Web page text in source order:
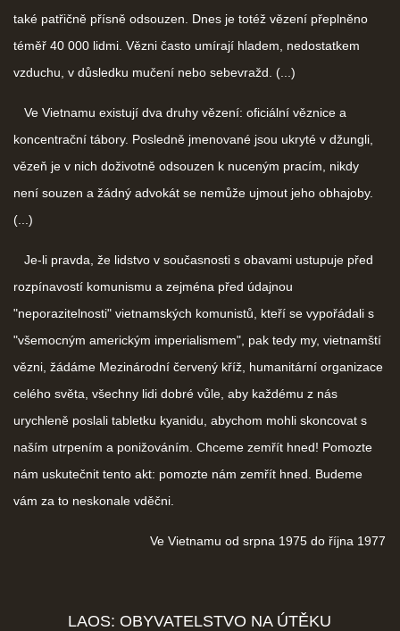
také patřičně přísně odsouzen. Dnes je totéž vězení přeplněno
téměř 40 000 lidmi. Vězni často umírají hladem, nedostatkem
vzduchu, v důsledku mučení nebo sebevražd. (...)
Ve Vietnamu existují dva druhy vězení: oficiální věznice a
koncentrační tábory. Posledně jmenované jsou ukryté v džungli,
vězeň je v nich doživotně odsouzen k nuceným pracím, nikdy
není souzen a žádný advokát se nemůže ujmout jeho obhajoby.
(...)
Je-li pravda, že lidstvo v současnosti s obavami ustupuje před
rozpínavostí komunismu a zejména před údajnou
"neporazitelnosti" vietnamských komunistů, kteří se vypořádali s
"všemocným americkým imperialismem", pak tedy my, vietnamští
vězni, žádáme Mezinárodní červený kříž, humanitární organizace
celého světa, všechny lidi dobré vůle, aby každému z nás
urychleně poslali tabletku kyanidu, abychom mohli skoncovat s
naším utrpením a ponižováním. Chceme zemřít hned! Pomozte
nám uskutečnit tento akt: pomozte nám zemřít hned. Budeme
vám za to neskonale vděčni.
Ve Vietnamu od srpna 1975 do října 1977
LAOS: OBYVATELSTVO NA ÚTĚKU